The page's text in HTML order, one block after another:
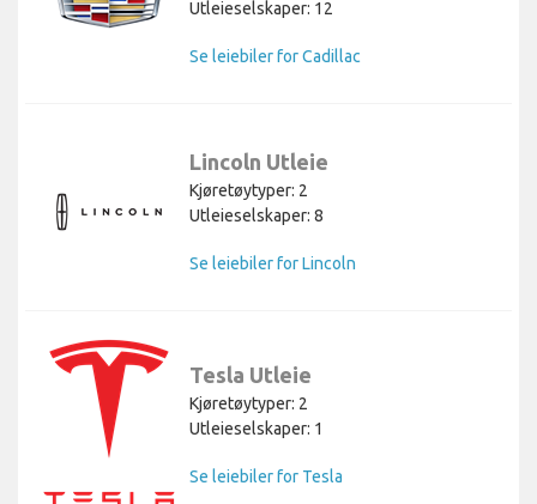
Utleieselskaper: 12
Se leiebiler for Cadillac
Lincoln Utleie
Kjøretøytyper: 2
Utleieselskaper: 8
Se leiebiler for Lincoln
Tesla Utleie
Kjøretøytyper: 2
Utleieselskaper: 1
Se leiebiler for Tesla